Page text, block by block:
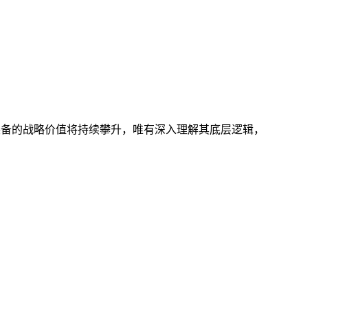
战略价值将持续攀升，唯有深入理解其底层逻辑，